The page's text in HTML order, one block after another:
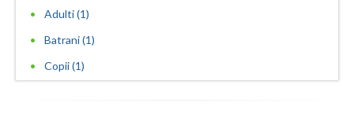
Neamt
Adulti (1)
Batrani (1)
Copii (1)